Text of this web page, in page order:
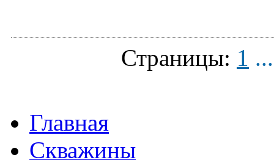
Страницы: 1 ...
Главная
Скважины